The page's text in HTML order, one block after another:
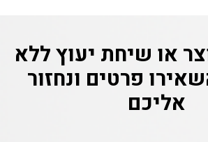
או שיחת יעוץ ללא
פרטים ונחזור
אליכם